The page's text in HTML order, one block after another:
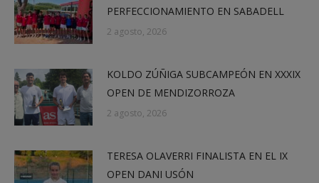
PERFECCIONAMIENTO EN SABADELL
2 agosto, 2026
KOLDO ZÚÑIGA SUBCAMPEÓN EN XXXIX
OPEN DE MENDIZORROZA
2 agosto, 2026
TERESA OLAVERRI FINALISTA EN EL IX
OPEN DANI USÓN